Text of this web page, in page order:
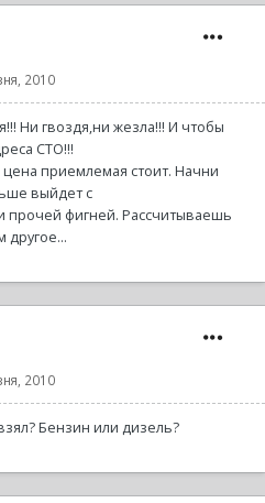
2010
Ни гвоздя,ни жезла!!! И чтобы
СТО!!!
приемлемая стоит. Начни
выйдет с
прочей фигней. Рассчитываешь
другое...
2010
Бензин или дизель?